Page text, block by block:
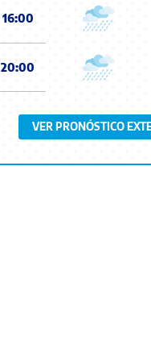
16:00
20:00
VER PRONÓSTICO